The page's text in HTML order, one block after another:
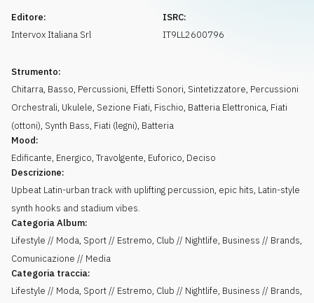
Editore:
Intervox Italiana Srl
ISRC:
IT9LL2600796
Strumento:
Chitarra, Basso, Percussioni, Effetti Sonori, Sintetizzatore, Percussioni
Orchestrali, Ukulele, Sezione Fiati, Fischio, Batteria Elettronica, Fiati
(ottoni), Synth Bass, Fiati (legni), Batteria
Mood:
Edificante, Energico, Travolgente, Euforico, Deciso
Descrizione:
Upbeat Latin-urban track with uplifting percussion, epic hits, Latin-style
synth hooks and stadium vibes.
Categoria Album:
Lifestyle // Moda, Sport // Estremo, Club // Nightlife, Business // Brands,
Comunicazione // Media
Categoria traccia:
Lifestyle // Moda, Sport // Estremo, Club // Nightlife, Business // Brands,